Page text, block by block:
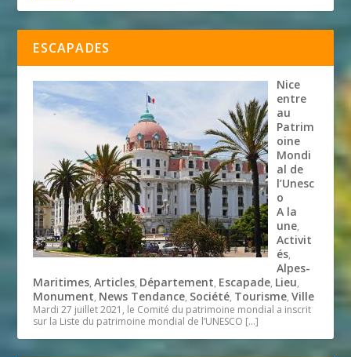
ESCAPADES
Nice
entre
au
Patrim
oine
Mondi
al de
l’Unesc
o
A la
une,
Activit
és,
Alpes-
Maritimes,Articles, Département, Escapade, Lieu,
Monument, News Tendance, Société, Tourisme,Ville
Mardi 27 juillet 2021, le Comité du patrimoine mondial a inscrit
sur la Liste du patrimoine mondial de l’UNESCO […]